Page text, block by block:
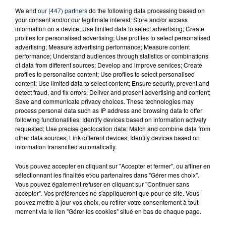
TITRES DIFFUSÉS
5h00
5h00 4h57
4h57
We and our (447) partnersdo the following data processing based on
your consent and/or our legitimate interest: Store and/or access
information on a device; Use limited data to select advertising; Create
profiles for personalised advertising; Use profiles to select personalised
advertising; Measure advertising performance; Measure content
performance; Understand audiences through statistics or combinations
of data from different sources; Develop and improve services; Create
profiles to personalise content; Use profiles to select personalised
content; Use limited data to select content; Ensure security, prevent and
detect fraud, and fix errors; Deliver and present advertising and content;
Save and communicate privacy choices. These technologies may
process personal data such as IP address and browsing data to offer
following functionalities: Identify devices based on information actively
requested; Use precise geolocation data; Match and combine data from
other data sources; Link different devices; Identify devices based on
information transmitted automatically.
Vous pouvez accepter en cliquant sur "Accepter et fermer", ou affiner en
sélectionnant les finalités et/ou partenaires dans "Gérer mes choix".
Vous pouvez également refuser en cliquant sur "Continuer sans
accepter". Vos préférences ne s'appliqueront que pour ce site. Vous
pouvez mettre à jour vos choix, ou retirer votre consentement à tout
moment via le lien "Gérer les cookies" situé en bas de chaque page.